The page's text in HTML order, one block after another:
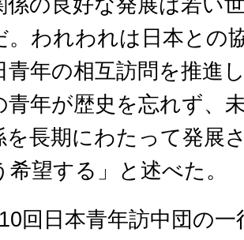
係の良好な発展は若い
。われわれは日本との
青年の相互訪問を推進
青年が歴史を忘れず、
を長期にわたって発展
望する」と述べた。
回日本青年訪中団の